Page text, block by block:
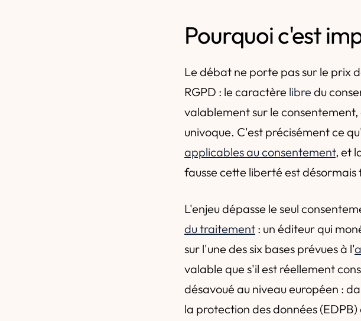
Pourquoi c'est
Le débat ne porte pas sur le prix
RGPD : le caractère libre du
valablement sur le
univoque. C'est précisément ce
applicables au consentement, et
fausse cette liberté est
L'enjeu dépasse le seul
du traitement : un éditeur qui
sur l'une des six bases prévues à l'
valable que s'il est réellement
désavoué au niveau européen :
la protection des données